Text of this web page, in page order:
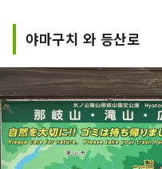
야마구치 와 등산로